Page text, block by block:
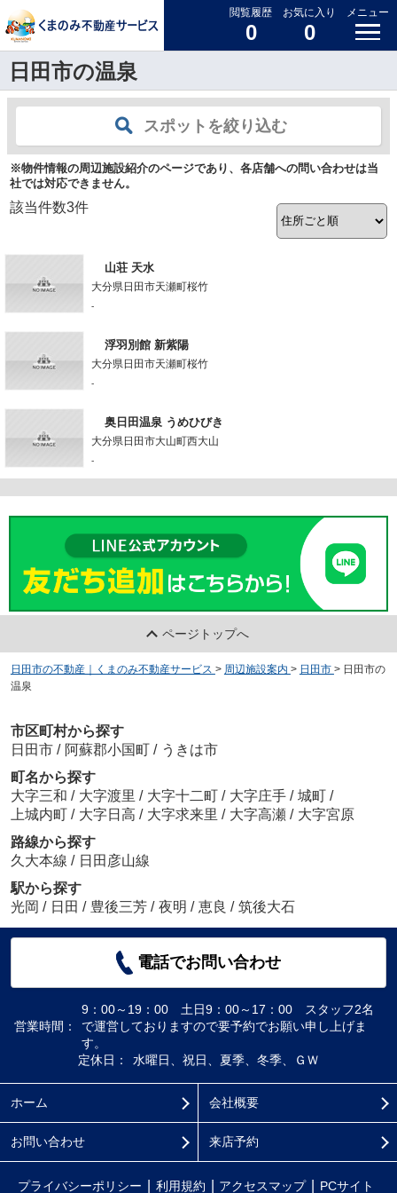
閲覧履歴
0
お気に入り
0
メニュー
日田市の温泉
スポットを絞り込む
※物件情報の周辺施設紹介のページであり、各店舗への問い合わせは当
社では対応できません。
該当件数3件
山荘 天水
大分県日田市天瀬町桜竹
-
浮羽別館 新紫陽
大分県日田市天瀬町桜竹
-
奥日田温泉 うめひびき
大分県日田市大山町西大山
-
ページトップへ
日田市の不動産｜くまのみ不動産サービス > 周辺施設案内 > 日田市 > 日田市の
温泉
市区町村から探す
日田市 / 阿蘇郡小国町 / うきは市
町名から探す
大字三和 / 大字渡里 / 大字十二町 / 大字庄手 / 城町 /
上城内町 / 大字日高 / 大字求来里 / 大字高瀬 / 大字宮原
路線から探す
久大本線 / 日田彦山線
駅から探す
光岡 / 日田 / 豊後三芳 / 夜明 / 恵良 / 筑後大石
電話でお問い合わせ
営業時間：
9：00～19：00 土日9：00～17：00 スタッフ2名
で運営しておりますので要予約でお願い申し上げま
す。
定休日：
水曜日、祝日、夏季、冬季、ＧＷ
ホーム 会社概要
お問い合わせ 来店予約
プライバシーポリシー 利用規約 アクセスマップ PCサイト